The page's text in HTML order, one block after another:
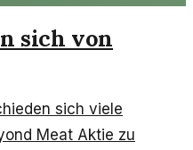
sich von
sich viele
Meat Aktie zu